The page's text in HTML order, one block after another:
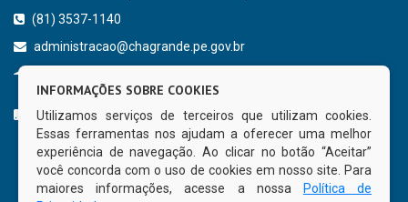
(81) 3537-1140
administracao@chagrande.pe.gov.br
CURTA NOSSA FAN PAGE
INFORMAÇÕES SOBRE COOKIES
Utilizamos serviços de terceiros que utilizam cookies.
Essas ferramentas nos ajudam a oferecer uma melhor
experiência de navegação. Ao clicar no botão “Aceitar”
você concorda com o uso de cookies em nosso site. Para
maiores informações, acesse a nossa
Política de